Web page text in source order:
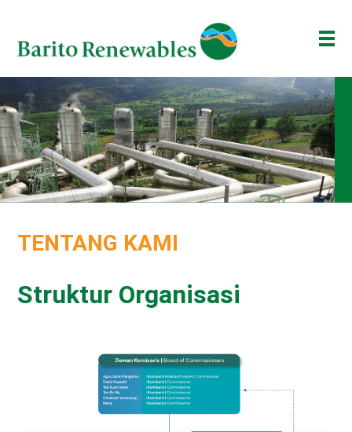
TENTANG KAMI
BISNIS KAMI
INVESTOR
BERITA
BAKTI BARITO
TENTANG KAMI
Struktur Organisasi